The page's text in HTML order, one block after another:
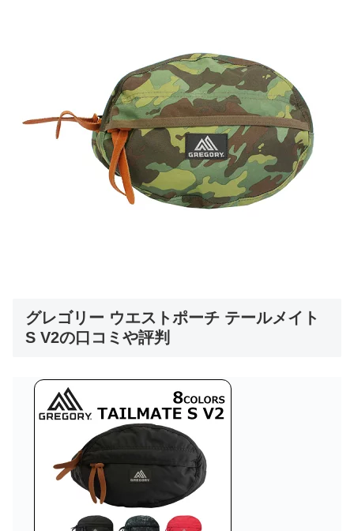
グレゴリー ウエストポーチ テールメイト
S V2の口コミや評判